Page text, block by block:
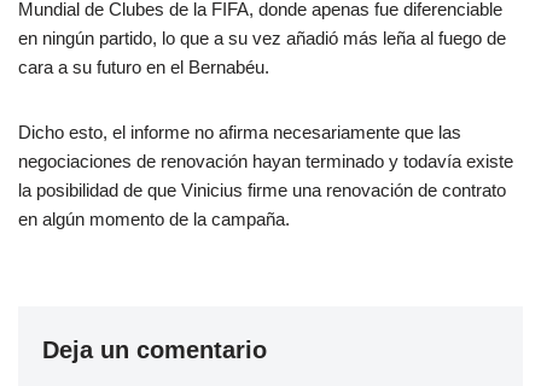
Mundial de Clubes de la FIFA, donde apenas fue diferenciable
en ningún partido, lo que a su vez añadió más leña al fuego de
cara a su futuro en el Bernabéu.
Dicho esto, el informe no afirma necesariamente que las
negociaciones de renovación hayan terminado y todavía existe
la posibilidad de que Vinicius firme una renovación de contrato
en algún momento de la campaña.
Deja un comentario